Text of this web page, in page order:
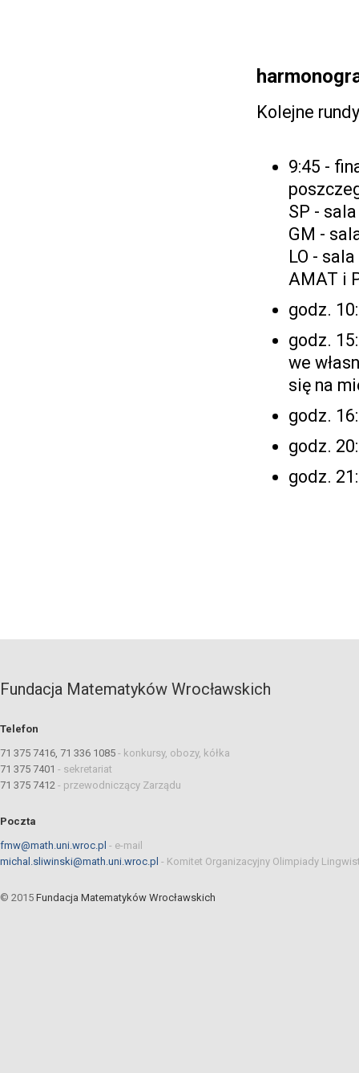
Kolejne
9:45 -
SP -
GM -
LO -
AMAT i
godz.
godz.
we
się na
godz.
godz.
godz.
Fundacja Matematyków Wrocławskich
Telefon
71 375 7416, 71 336 1085 - konkursy, obozy, kółka
71 375 7401 - sekretariat
71 375 7412 - przewodniczący Zarządu
Poczta
fmw@math.uni.wroc.pl - e-mail
michal.sliwinski@math.uni.wroc.pl - Komitet Organizacyjny Olimpiady
© 2015 Fundacja Matematyków Wrocławskich